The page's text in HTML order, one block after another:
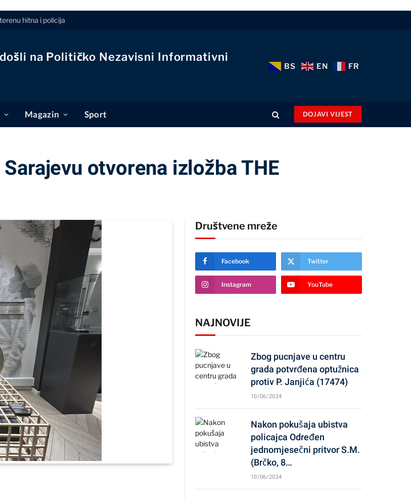
hitna i policija
na Političko Nezavisni Informativni
BS EN FR
Magazin Sport DOJAVI VIJEST
otvorena izložba THE
Društvene mreže
Facebook Twitter
Instagram YouTube
NAJNOVIJE
Zbog pucnjave u centru
grada potvrđena optužnica
protiv P. Janjića (17474)
10/06/2024
Nakon pokušaja ubistva
policajca Određen
jednomjesečni pritvor S.M.
(Brčko, 8…
10/06/2024